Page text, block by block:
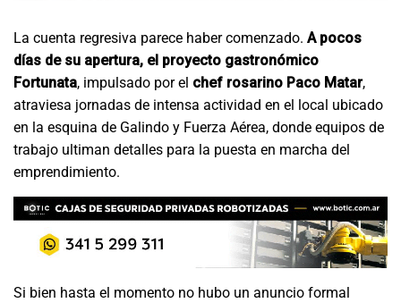
La cuenta regresiva parece haber comenzado. A pocos
días de su apertura, el proyecto gastronómico
Fortunata, impulsado por el chef rosarino Paco Matar,
atraviesa jornadas de intensa actividad en el local ubicado
en la esquina de Galindo y Fuerza Aérea, donde equipos de
trabajo ultiman detalles para la puesta en marcha del
emprendimiento.
Si bien hasta el momento no hubo un anuncio formal